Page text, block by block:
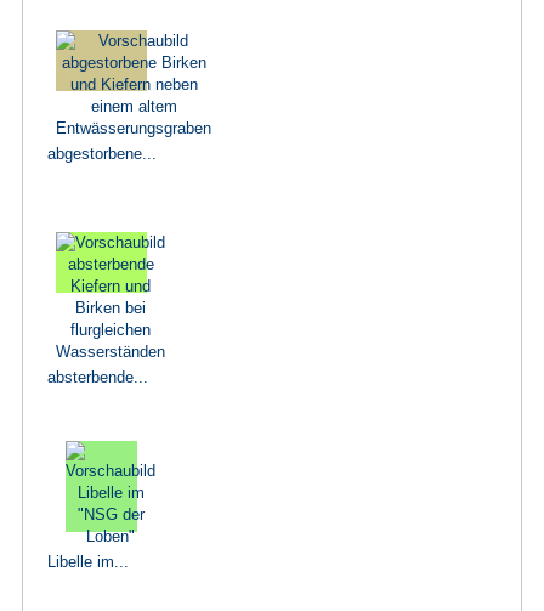
abgestorbene...
absterbende...
Libelle im...